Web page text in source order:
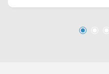
sendo 01 social; > 01
Localizado próximo à